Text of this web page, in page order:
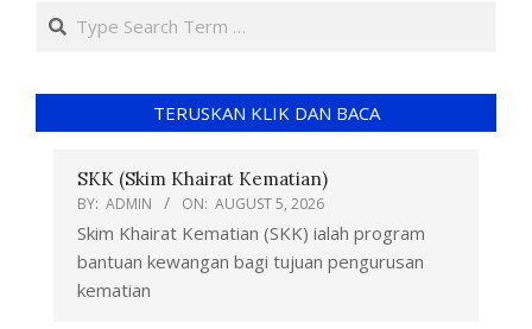
TERUSKAN KLIK DAN BACA
SKK (Skim Khairat Kematian)
BY: ADMIN ON: AUGUST 5, 2026
Skim Khairat Kematian (SKK) ialah program
bantuan kewangan bagi tujuan pengurusan
kematian